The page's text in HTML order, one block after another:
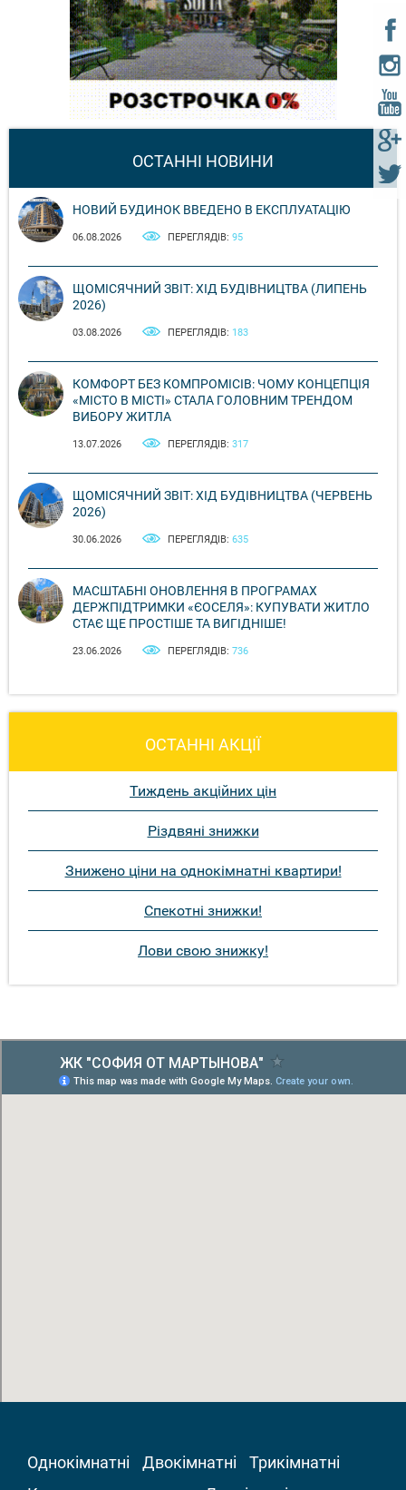
ОСТАННІ НОВИНИ
НОВИЙ БУДИНОК ВВЕДЕНО В ЕКСПЛУАТАЦІЮ
06.08.2026 ПЕРЕГЛЯДІВ: 95
ЩОМІСЯЧНИЙ ЗВІТ: ХІД БУДІВНИЦТВА (ЛИПЕНЬ
2026)
03.08.2026 ПЕРЕГЛЯДІВ: 183
КОМФОРТ БЕЗ КОМПРОМІСІВ: ЧОМУ КОНЦЕПЦІЯ
«МІСТО В МІСТІ» СТАЛА ГОЛОВНИМ ТРЕНДОМ
ВИБОРУ ЖИТЛА
13.07.2026 ПЕРЕГЛЯДІВ: 317
ЩОМІСЯЧНИЙ ЗВІТ: ХІД БУДІВНИЦТВА (ЧЕРВЕНЬ
2026)
30.06.2026 ПЕРЕГЛЯДІВ: 635
МАСШТАБНІ ОНОВЛЕННЯ В ПРОГРАМАХ
ДЕРЖПІДТРИМКИ «ЄОСЕЛЯ»: КУПУВАТИ ЖИТЛО
СТАЄ ЩЕ ПРОСТІШЕ ТА ВИГІДНІШЕ!
23.06.2026 ПЕРЕГЛЯДІВ: 736
ОСТАННІ АКЦІЇ
Тиждень акційних цін
Різдвяні знижки
Знижено ціни на однокімнатні квартири!
Спекотні знижки!
Лови свою знижку!
Однокімнатні Двокімнатні
Трикімнатні